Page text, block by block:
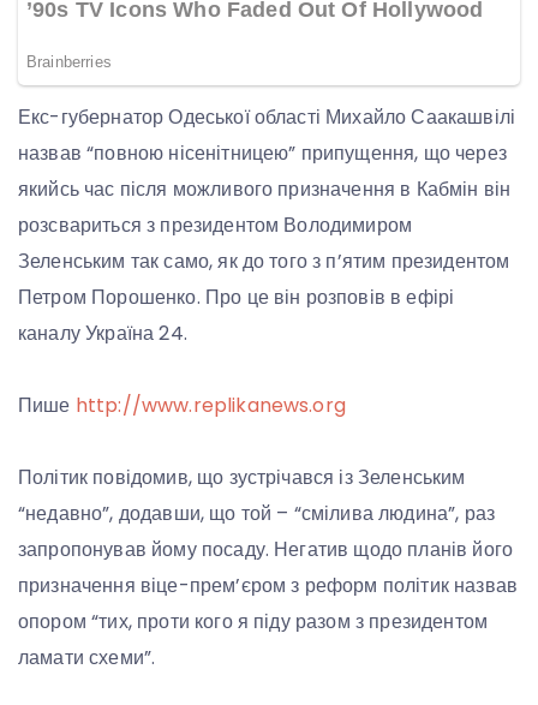
Екс-губернатор Одеської області Михайло Саакашвілі
назвав “повною нісенітницею” припущення, що через
якийсь час після можливого призначення в Кабмін він
розсвариться з президентом Володимиром
Зеленським так само, як до того з п’ятим президентом
Петром Порошенко. Про це він розповів в ефірі
каналу Україна 24.
Пише http://www.replikanews.org
Політик повідомив, що зустрічався із Зеленським
“недавно”, додавши, що той – “смілива людина”, раз
запропонував йому посаду. Негатив щодо планів його
призначення віце-прем’єром з реформ політик назвав
опором “тих, проти кого я піду разом з президентом
ламати схеми”.